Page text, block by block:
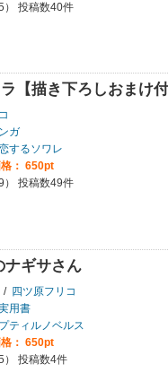
） 投稿数40件
【描き下ろしおまけ
ガ
するソワレ
： 650pt
） 投稿数49件
ナギサさん
/ 四ツ原フリコ
用書
プティルノベルス
： 650pt
） 投稿数4件